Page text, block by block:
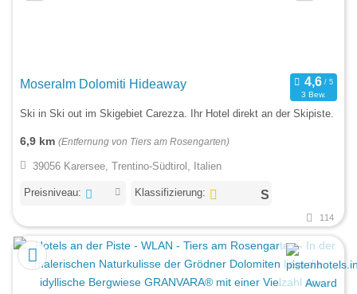
Moseralm Dolomiti Hideaway
3 Bew.
Ski in Ski out im Skigebiet Carezza. Ihr Hotel direkt an der Skipiste.
6,9 km (Entfernung von Tiers am Rosengarten)
39056 Karersee, Trentino-Südtirol, Italien
Preisniveau: Klassifizierung:
114